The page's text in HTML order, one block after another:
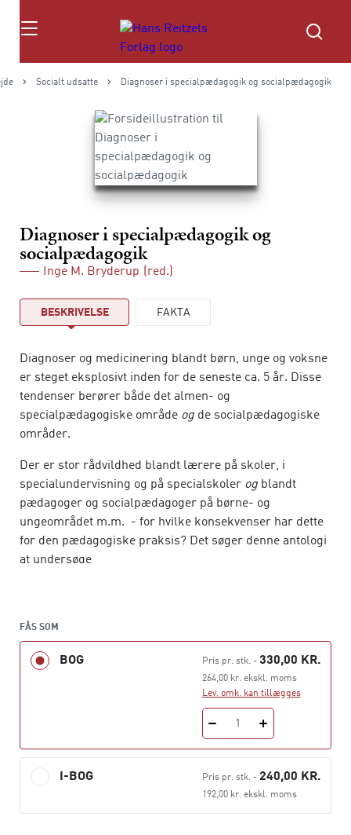
Søg
Socialt udsatte Diagnoser i specialpædagogik og socialpædagogik
Diagnoser i specialpædagogik og
socialpædagogik
Inge M. Bryderup (red.)
BESKRIVELSE FAKTA
Diagnoser og medicinering blandt børn, unge og voksne
er steget eksplosivt inden for de seneste ca. 5 år. Disse
tendenser berører både det almen- og
specialpædagogiske område og de socialpædagogiske
områder.
Der er stor rådvildhed blandt lærere på skoler, i
specialundervisning og på specialskoler og blandt
pædagoger og socialpædagoger på børne- og
ungeområdet m.m. - for hvilke konsekvenser har dette
for den pædagogiske praksis? Det søger denne antologi
at undersøge
praktikererfaringer. Antologiens forfattere er
psykologer, sociologer, filosoffer, pædagogisk
uddannede forskere og praktikere.
FÅS SOM
BOG Pris pr. stk.- 330,00 KR.
264,00 kr. ekskl. moms
Lev. omk. kan tillægges
1
I-BOG Pris pr. stk.- 240,00 KR.
192,00 kr. ekskl. moms